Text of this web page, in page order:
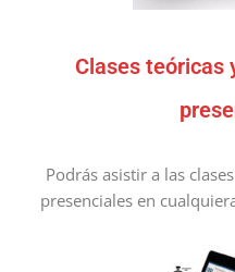
Clases teóricas
Podrás asistir a las
presenciales en